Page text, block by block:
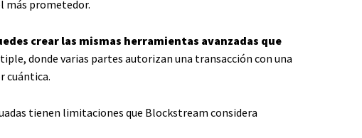
más prometedor.
crear las mismas herramientas avanzadas que
donde varias partes autorizan una transacción con una
cuántica.
tienen limitaciones que Blockstream considera